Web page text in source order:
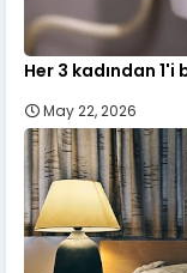
Her 3 kadından
May 22, 2026